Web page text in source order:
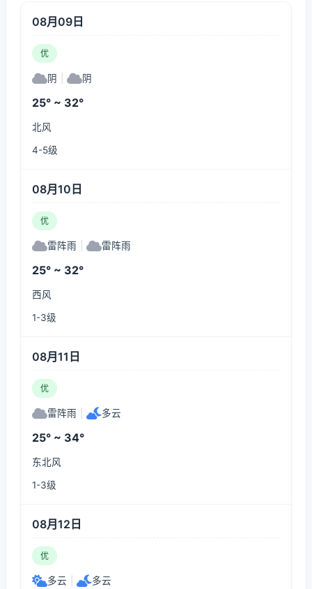
08月09日
优
阴 阴
25° ~ 32°
北风
4-5级
08月10日
优
雷阵雨 雷阵雨
25° ~ 32°
西风
1-3级
08月11日
优
雷阵雨 多云
25° ~ 34°
东北风
1-3级
08月12日
优
多云 多云